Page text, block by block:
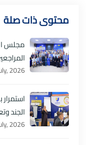
محتوى ذات صلة
مجلس
2026
الجند
2026